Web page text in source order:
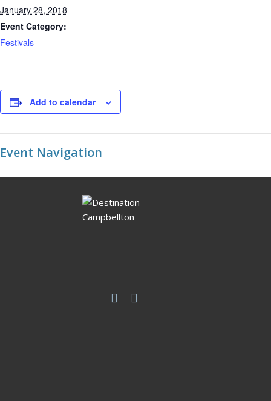
January 28, 2018
Event Category:
Festivals
Add to calendar
Event Navigation